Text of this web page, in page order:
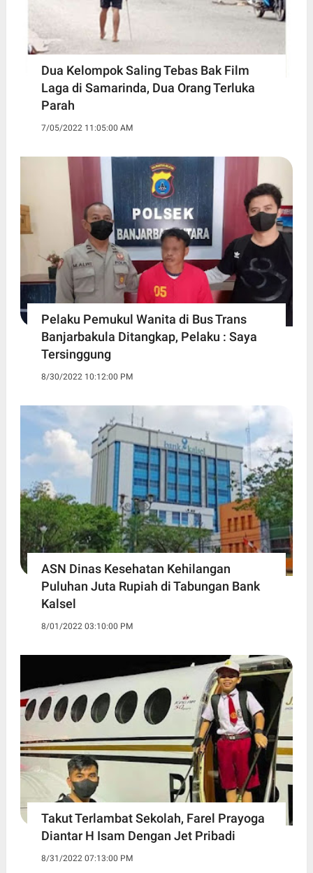
Dua Kelompok Saling Tebas Bak Film
Laga di Samarinda, Dua Orang Terluka
Parah
7/05/2022 11:05:00 AM
Pelaku Pemukul Wanita di Bus Trans
Banjarbakula Ditangkap, Pelaku : Saya
Tersinggung
8/30/2022 10:12:00 PM
ASN Dinas Kesehatan Kehilangan
Puluhan Juta Rupiah di Tabungan Bank
Kalsel
8/01/2022 03:10:00 PM
Takut Terlambat Sekolah, Farel Prayoga
Diantar H Isam Dengan Jet Pribadi
8/31/2022 07:13:00 PM